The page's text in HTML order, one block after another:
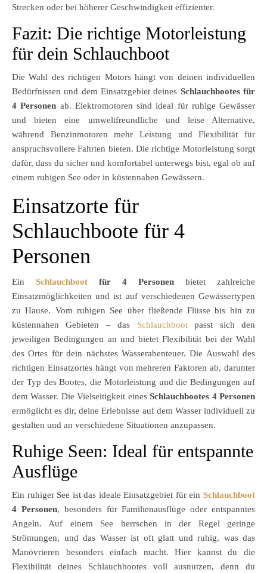
Strecken oder bei höherer Geschwindigkeit effizienter.
Fazit: Die richtige Motorleistung
für dein Schlauchboot
Die Wahl des richtigen Motors hängt von deinen individuellen
Bedürfnissen und dem Einsatzgebiet deines Schlauchbootes für
4 Personen ab. Elektromotoren sind ideal für ruhige Gewässer
und bieten eine umweltfreundliche und leise Alternative,
während Benzinmotoren mehr Leistung und Flexibilität für
anspruchsvollere Fahrten bieten. Die richtige Motorleistung sorgt
dafür, dass du sicher und komfortabel unterwegs bist, egal ob auf
einem ruhigen See oder in küstennahen Gewässern.
Einsatzorte für
Schlauchboote für 4
Personen
Ein Schlauchboot für 4 Personen bietet zahlreiche
Einsatzmöglichkeiten und ist auf verschiedenen Gewässertypen
zu Hause. Vom ruhigen See über fließende Flüsse bis hin zu
küstennahen Gebieten – das Schlauchbootpasst sich den
jeweiligen Bedingungen an und bietet Flexibilität bei der Wahl
des Ortes für dein nächstes Wasserabenteuer. Die Auswahl des
richtigen Einsatzortes hängt von mehreren Faktoren ab, darunter
der Typ des Bootes, die Motorleistung und die Bedingungen auf
dem Wasser. Die Vielseitigkeit einesSchlauchbootes 4 Personen
ermöglicht es dir, deine Erlebnisse auf dem Wasser individuell zu
gestalten und an verschiedene Situationen anzupassen.
Ruhige Seen: Ideal für entspannte
Ausflüge
Ein ruhiger See ist das ideale Einsatzgebiet für ein Schlauchboot
4 Personen, besonders für Familienausflüge oder entspanntes
Angeln. Auf einem See herrschen in der Regel geringe
Strömungen, und das Wasser ist oft glatt und ruhig, was das
Manövrieren besonders einfach macht. Hier kannst du die
Flexibilität deines Schlauchbootes voll ausnutzen, denn du